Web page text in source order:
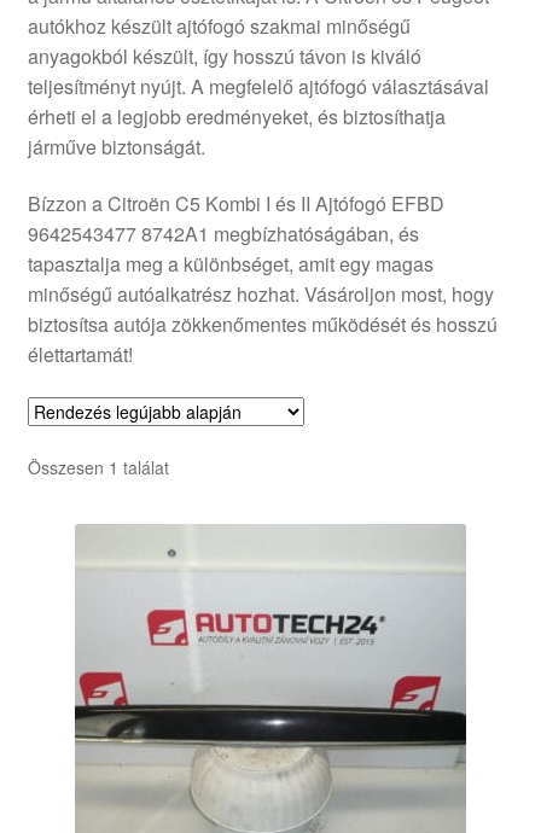
Saját fiókom
Szállítás
Szekér
autókhoz készült ajtófogó szakmai minőségű
anyagokból készült, így hosszú távon is kiváló
teljesítményt nyújt. A megfelelő ajtófogó választásával
érheti el a legjobb eredményeket, és biztosíthatja
járműve biztonságát.
Bízzon a Citroën C5 Kombi I és II Ajtófogó EFBD
9642543477 8742A1 megbízhatóságában, és
tapasztalja meg a különbséget, amit egy magas
minőségű autóalkatrész hozhat. Vásároljon most, hogy
biztosítsa autója zökkenőmentes működését és hosszú
élettartamát!
Összesen 1 találat